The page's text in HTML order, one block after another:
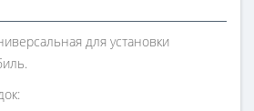
для установки